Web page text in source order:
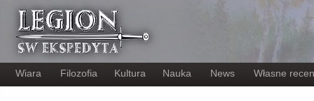
Wiara Filozofia Kultura Nauka News Własne